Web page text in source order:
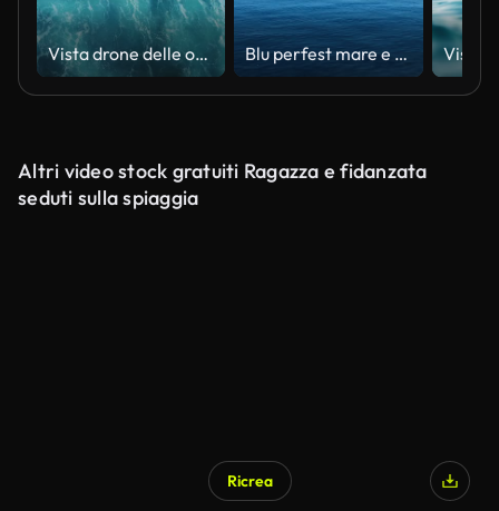
Vista drone delle onde dell'oceano che sguazzano Blu perfest mare e cielo
Altri video stock gratuiti Ragazza e fidanzata
seduti sulla spiaggia
Ricrea